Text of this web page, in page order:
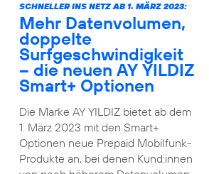
SCHNELLER INS NETZ AB 1. MÄRZ 2023:
Mehr Datenvolumen,
doppelte
Surfgeschwindigkeit
– die neuen AY YILDIZ
Smart+ Optionen
Die Marke AY YILDIZ bietet ab dem
1. März 2023 mit den Smart+
Optionen neue Prepaid Mobilfunk-
Produkte an, bei denen Kund:innen